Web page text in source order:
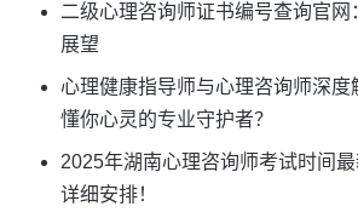
二级心理咨询师证书编号查询官网
展望
心理健康指导师与心理咨询师深度
懂你心灵的专业守护者？
2025年湖南心理咨询师考试时间
详细安排！